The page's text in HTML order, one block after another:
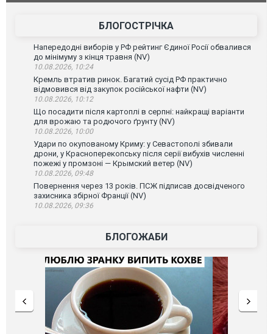
зіркового
БЛОГОСТРІЧКА
Напередодні виборів у РФ рейтинг Єдиної Росії обвалився
до мінімуму з кінця травня (NV)
10.08.2026, 10:24
Кремль втратив ринок. Багатий сусід РФ практично
відмовився від закупок російської нафти (NV)
10.08.2026, 10:12
Що посадити після картоплі в серпні: найкращі варіанти
для врожаю та родючого ґрунту (NV)
10.08.2026, 10:00
Удари по окупованому Криму: у Севастополі збивали
дрони, у Красноперекопську після серії вибухів численні
пожежі у промзоні — Крымский ветер (NV)
10.08.2026, 09:48
Повернення через 13 років. ПСЖ підписав досвідченого
захисника збірної Франції (NV)
10.08.2026, 09:36
БЛОГОЖАБИ